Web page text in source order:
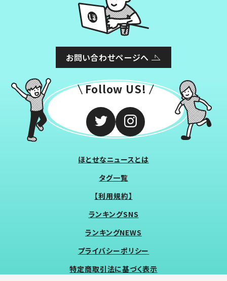
お問い合わせページへ
Follow US!
ほとせなニュースとは
タグ一覧
【利用規約】
ランキングSNS
ランキングNEWS
プライバシーポリシー
特定商取引法に基づく表示